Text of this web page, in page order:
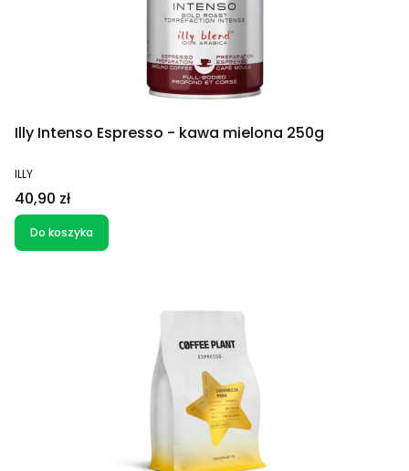
Illy Intenso Espresso - kawa mielona 250g
PRODUCENT
ILLY
Cena
40,90 zł
Do koszyka